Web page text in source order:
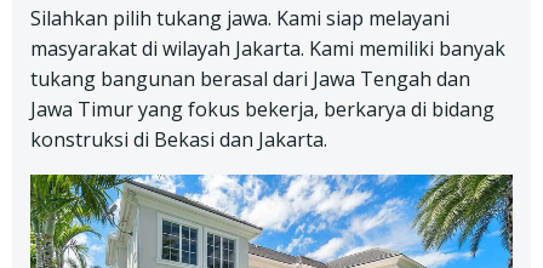
Silahkan pilih tukang jawa. Kami siap melayani
masyarakat di wilayah Jakarta. Kami memiliki banyak
tukang bangunan berasal dari Jawa Tengah dan
Jawa Timur yang fokus bekerja, berkarya di bidang
konstruksi di Bekasi dan Jakarta.